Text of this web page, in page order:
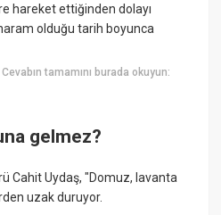
hareket ettiğinden dolayı
olduğu tarih boyunca
Cevabın tamamını burada okuyun:
gelmez?
Cahit Uydaş, "Domuz, lavanta
uzak duruyor.